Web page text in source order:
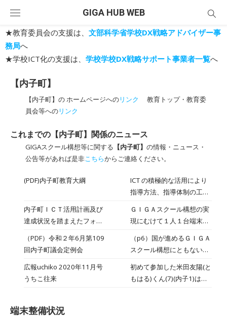
content
GIGA HUB WEB
★教育委員会の支援は、 文部科学省学校DX戦略アドバイザー事
務局へ
★学校ICT化の支援は、 学校学校DX戦略サポート事業者一覧へ
【内子町】
【内子町】の ホームページへのリンク
教育トップ・教育委
員会等へのリンク
これまでの【内子町】関係のニュース
GIGAスクール構想等に関する 【内子町】 の情報・ニュース・
公告等があれば是非こちらからご連絡ください。
(PDF)内子町教育大綱
ICT の積極的な活用により
指導方法、指導体制の工夫
されています（2ペー
ジ）。
内子町ＩＣＴ活用計画及び
達成状況を踏まえたフォロ
て
ＧＩＧＡスクール構想の実
現にむけて１人１台端末環
画及び達成状況を踏まえた
フォローアップ計画を、令
和２年８月２４日に開催し
た内子町教育委員会定例会
（PDF）令和２年6月第109
回内子町議会定例会
（p6）国が進めるＧＩＧＡ
スクール構想にともない、
休校時においても、ＩＣＴ
を活用して子どもたちの学
広報uchiko 2020年11月号
うちこ往来
初めて参加した米田友陽(と
もはる)くん(7)(内子1)は
端末整備状況